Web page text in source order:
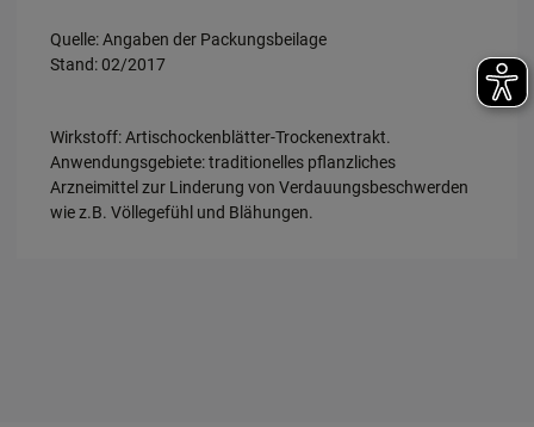
Quelle: Angaben der Packungsbeilage
Stand: 02/2017
Wirkstoff: Artischockenblätter-Trockenextrakt.
Anwendungsgebiete: traditionelles pflanzliches
Arzneimittel zur Linderung von Verdauungsbeschwerden
wie z.B. Völlegefühl und Blähungen.